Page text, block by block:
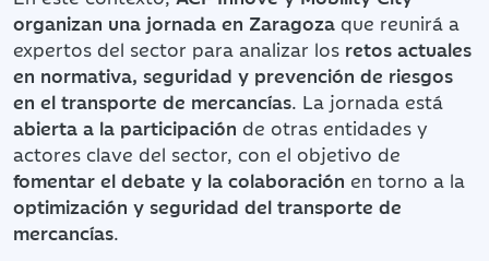
organizan una jornada en Zaragoza que reunirá a
expertos del sector para analizar los retos actuales
en normativa, seguridad y prevención de riesgos
en el transporte de mercancías. La jornada está
abierta a la participación de otras entidades y
actores clave del sector, con el objetivo de
fomentar el debate y la colaboración en torno a la
optimización y seguridad del transporte de
mercancías.